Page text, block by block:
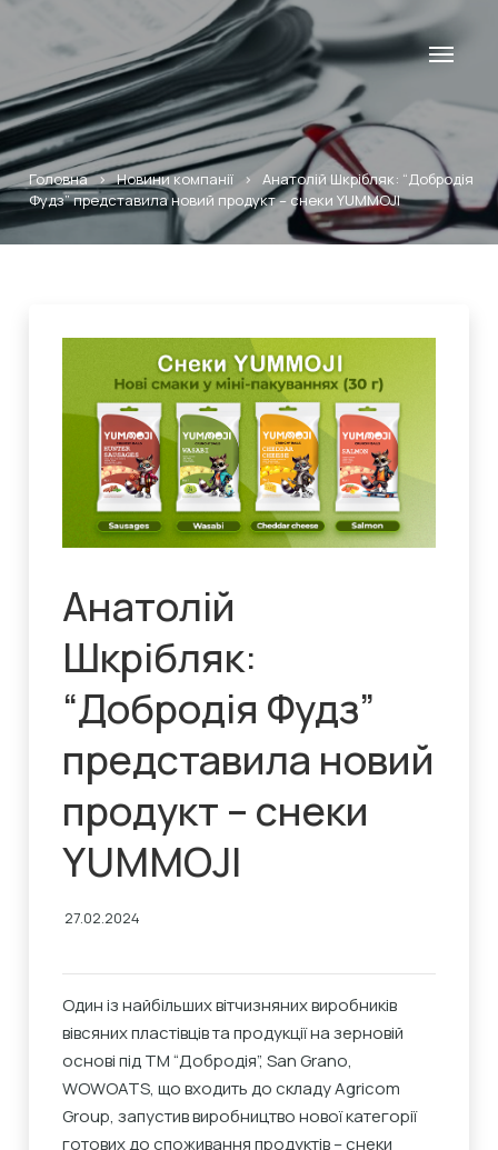
Головна>Новини компанії >Анатолій Шкрібляк: “Добродія
Фудз” представила новий продукт – снеки YUMMOJI
Анатолій
Шкрібляк:
“Добродія Фудз”
представила новий
продукт – снеки
YUMMOJI
27.02.2024
Один із найбільших вітчизняних виробників
вівсяних пластівців та продукції на зерновій
основі під ТМ “Добродія”, San Grano,
WOWOATS, що входить до складу Agricom
Group, запустив виробництво нової категорії
готових до споживання продуктів– снеки